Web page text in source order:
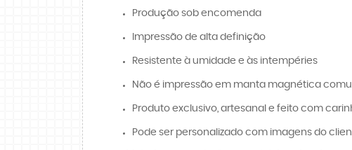
Produção sob encomenda
Impressão de alta definição
Resistente à umidade e às intempéries
Não é impressão em manta magnética
Produto exclusivo, artesanal e feito com
Pode ser personalizado com imagens do